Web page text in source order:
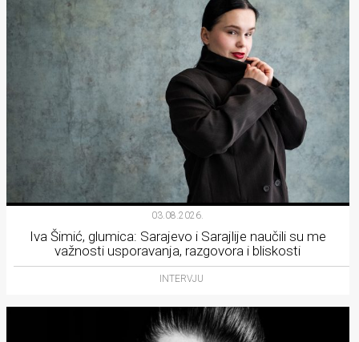
03.08.2026.
Iva Šimić, glumica: Sarajevo i Sarajlije naučili su me
važnosti usporavanja, razgovora i bliskosti
INTERVJU